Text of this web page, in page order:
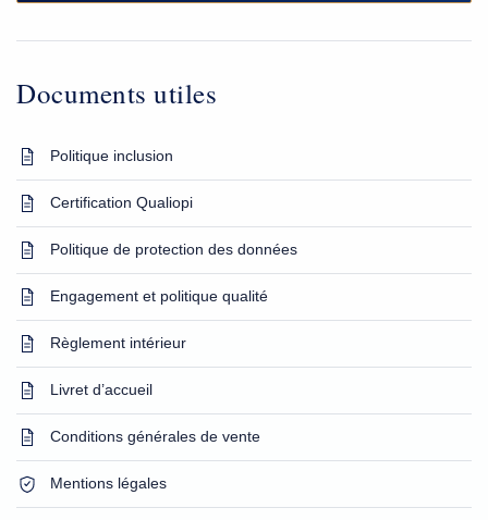
Documents utiles
Politique inclusion
Certification Qualiopi
Politique de protection des données
Engagement et politique qualité
Règlement intérieur
Livret d’accueil
Conditions générales de vente
Mentions légales